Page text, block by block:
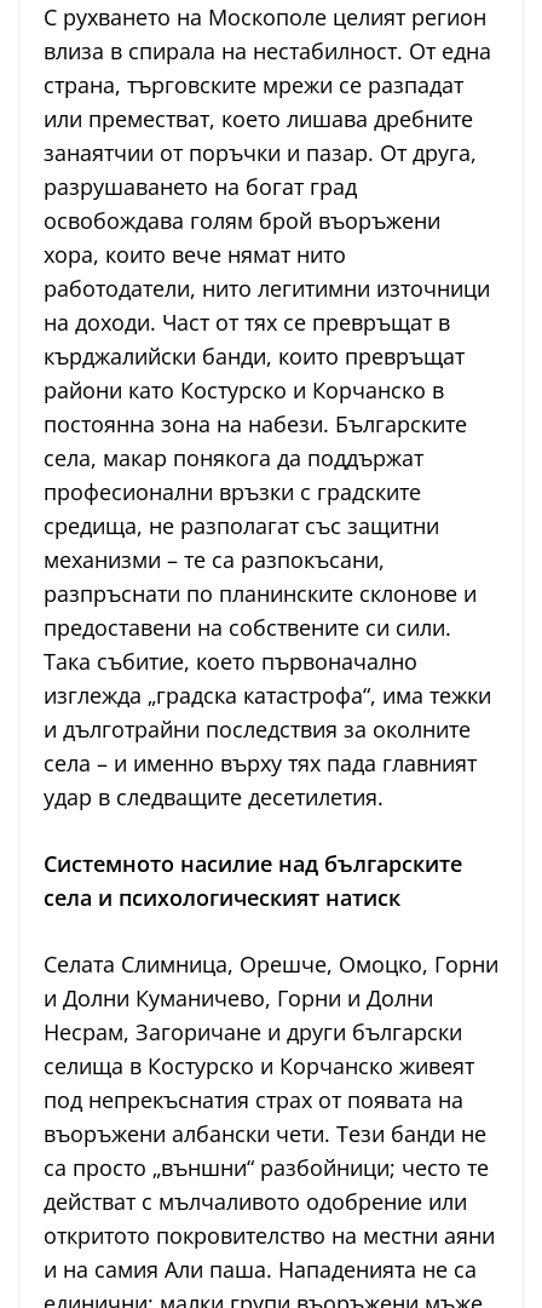
С рухването на Москополе целият регион
влиза в спирала на нестабилност. От една
страна, търговските мрежи се разпадат
или преместват, което лишава дребните
занаятчии от поръчки и пазар. От друга,
разрушаването на богат град
освобождава голям брой въоръжени
хора, които вече нямат нито
работодатели, нито легитимни източници
на доходи. Част от тях се превръщат в
кърджалийски банди, които превръщат
райони като Костурско и Корчанско в
постоянна зона на набези. Българските
села, макар понякога да поддържат
професионални връзки с градските
средища, не разполагат със защитни
механизми – те са разпокъсани,
разпръснати по планинските склонове и
предоставени на собствените си сили.
Така събитие, което първоначално
изглежда „градска катастрофа“, има тежки
и дълготрайни последствия за околните
села – и именно върху тях пада главният
удар в следващите десетилетия.
Системното насилие над българските
села и психологическият натиск
Селата Слимница, Орешче, Омоцко, Горни
и Долни Куманичево, Горни и Долни
Несрам, Загоричане и други български
селища в Костурско и Корчанско живеят
под непрекъснатия страх от появата на
въоръжени албански чети. Тези банди не
са просто „външни“ разбойници; често те
действат с мълчаливото одобрение или
откритото покровителство на местни аяни
и на самия Али паша. Нападенията не са